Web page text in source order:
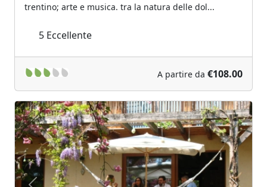
trentino; arte e musica. tra la natura delle dol...
5 Eccellente
A partire da €108.00